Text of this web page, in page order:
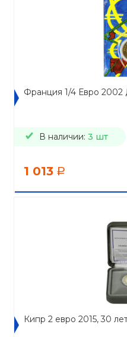
Франция 1/4 Евро 2002
В наличии: 3 шт
1 013 a
Кипр 2 евро 2015, 30